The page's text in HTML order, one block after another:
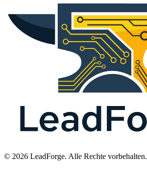
© 2026 LeadForge. Alle Rechte vorbehalten.